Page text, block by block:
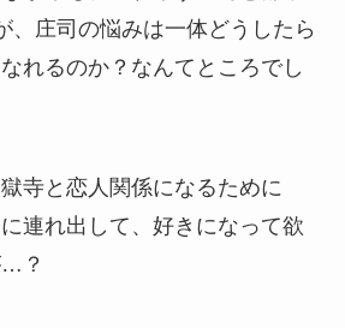
、庄司の悩みは一体どうしたら
れるのか？なんてところでし
寺と恋人関係になるために
連れ出して、好きになって欲
…？